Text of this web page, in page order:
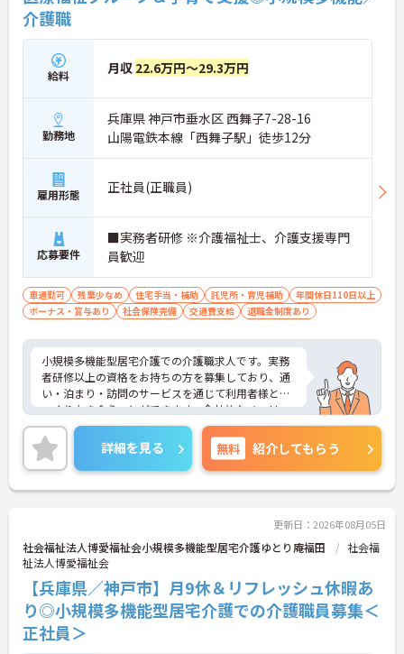
・残業は月20時間以内
→ ワークライフバランスを大切にしながら働けます
♪
■ 子育て世代も安心のサポート体制♪
す。
・産前産後休暇、育児休暇制度あり
・有給休暇は時間単位で取得可能
・ひとり親家庭向けの補助制度あり
→ 家庭と仕事を両立しながらキャリアを続けやすい
■ 地域を支える多事業展開法人！
・訪問看護 ・訪問リハビリテーション
・居宅介護支援事業 ・通所介護事業
→ 多職種や関係機関と連携しながら地域支援に深く
関われます♪
■ 少人数だからできる丁寧な支援♪
利用者様との距離が近く、じっくり関われる環境で
す。
・定員10名以下の少人数制
・要支援の利用者様が中心
・運動支援や相談援助がメイン
介護職
給料 月収 22.6万円～29.3万円
勤務地
兵庫県 神戸市垂水区 西舞子7-28-16
山陽電鉄本線「西舞子駅」徒歩12分
雇用形態 正社員(正職員)
応募要件
■実務者研修 ※介護福祉士、介護支援専門
員歓迎
車通勤可 残業少なめ 住宅手当・補助 託児所・育児補助
年間休日110日以上
ボーナス・賞与あり
社会保険完備 交通費支給 退職金制度あり
小規模多機能型居宅介護での介護職求人です。実務
者研修以上の資格をお持ちの方を募集しており、通
い・泊まり・訪問のサービスを通じて利用者様とじ
っくり向き合うことができます。全社的なノーリフ
ティングの実践により身体負担が軽減されているほ
か、1on1のメンター制度による手厚い入社後フォロ
ーがあるため、新しい環境でも安心して業務を始め
られます。お休みもしっかり確保できる環境で、グ
ループ内保育園の利用補助や保育手当・扶養手当な
変化しても働きやすい職場です。資格取得費用の法
人負担や外部研修の奨励など、専門性を高めるバッ
クアップ体制も整っており、将来的なキャリアアッ
プも期待できる魅力的な求人です。
★おすすめPOINT★
【全社的なノーリフティングの実践とメンター制度
により、心身の負担を抑えて働ける環境です】
詳細を見る 無料 紹介してもらう
更新日：2026年08月05日
社会福祉法人博愛福祉会小規模多機能型居宅介護ゆとり庵福田
社会福
祉法人博愛福祉会
【兵庫県／神戸市】月9休＆リフレッシュ休暇あ
り◎小規模多機能型居宅介護での介護職員募集＜
正社員＞